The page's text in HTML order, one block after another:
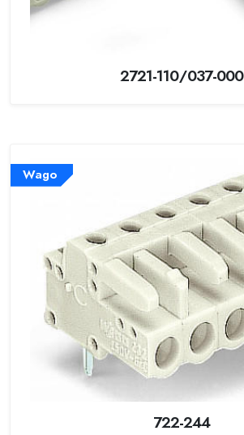
2721-110/037-000
Wago
722-244